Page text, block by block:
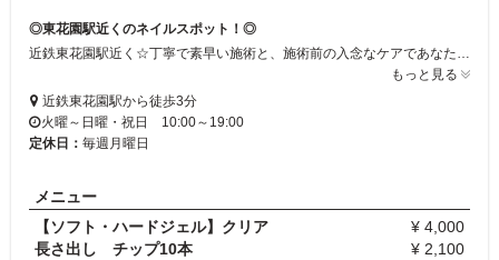
◎東花園駅近くのネイルスポット！◎
近鉄東花園駅近く☆丁寧で素早い施術と、施術前の入念なケアであなたの爪をキレイな状態でしっかりジェルを長持ちさせます♪
もっと見る
近鉄東花園駅から徒歩3分
火曜～日曜・祝日 10:00～19:00
定休日： 毎週月曜日
メニュー
【ソフト・ハードジェル】クリア
¥ 4,000
長さ出し チップ10本
¥ 2,100